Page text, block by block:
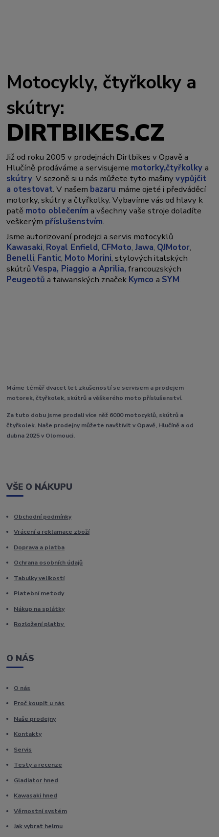
Motocykly, čtyřkolky a
skútry:
DIRTBIKES.CZ
Již od roku 2005 v prodejnách Dirtbikes v Opavě a
Hlučíně prodáváme a servisujeme motorky,čtyřkolkya
skútry. V sezoně si u nás můžete tyto mašinyvypůjčit
a otestovat. V našem bazaru máme ojeté i předváděcí
motorky, skútry a čtyřkolky. Vybavíme vás od hlavy k
patě moto oblečením a všechny vaše stroje doladíte
veškerým příslušenstvím.
Jsme autorizovaní prodejci a servis motocyklů
Kawasaki, Royal Enfield, CFMoto,Jawa, QJMotor,
Benelli, Fantic, Moto Morini, stylových italských
skútrůVespa, Piaggio a Aprilia, francouzských
Peugeotů a taiwanských značek Kymcoa SYM.
Máme téměř dvacet let zkušeností se servisem a prodejem
motorek, čtyřkolek, skútrů a věškerého moto příslušenství.
Za tuto dobu jsme prodali více něž 6000 motocyklů, skútrů a
čtyřkolek. Naše prodejny můžete navštívit v Opavě, Hlučíně a od
dubna 2025 v Olomouci.
VŠE O NÁKUPU
Obchodní podmínky
Vrácení a reklamace zboží
Doprava a platba
Ochrana osobních údajů
Tabulky velikostí
Platební metody
Nákup na splátky
Rozložení platby
O NÁS
O nás
Proč koupit u nás
Naše prodejny
Kontakty
Servis
Testy a recenze
Gladiator hned
Kawasaki hned
Věrnostní systém
Jak vybrat helmu